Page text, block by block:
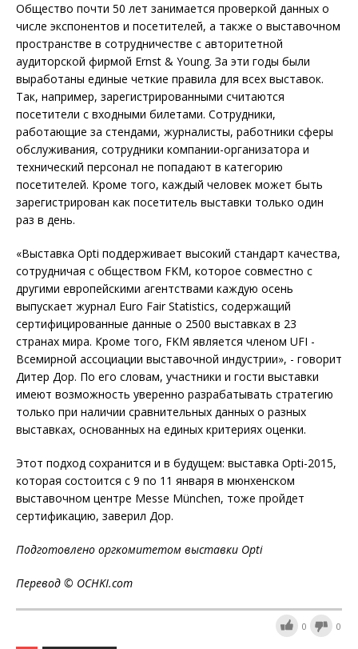
Общество почти 50 лет занимается проверкой данных о
числе экспонентов и посетителей, а также о выставочном
пространстве в сотрудничестве с авторитетной
аудиторской фирмой Еrnst & Young. За эти годы были
выработаны единые четкие правила для всех выставок.
Так, например, зарегистрированными считаются
посетители с входными билетами. Сотрудники,
работающие за стендами, журналисты, работники сферы
обслуживания, сотрудники компании-организатора и
технический персонал не попадают в категорию
посетителей. Кроме того, каждый человек может быть
зарегистрирован как посетитель выставки только один
раз в день.
«Выставка Opti поддерживает высокий стандарт качества,
сотрудничая с обществом FKM, которое совместно с
другими европейскими агентствами каждую осень
выпускает журнал Euro Fair Statistics, содержащий
сертифицированные данные о 2500 выставках в 23
странах мира. Кроме того, FKM является членом UFI -
Всемирной ассоциации выставочной индустрии», - говорит
Дитер Дор. По его словам, участники и гости выставки
имеют возможность уверенно разрабатывать стратегию
только при наличии сравнительных данных о разных
выставках, основанных на единых критериях оценки.
Этот подход сохранится и в будущем: выставка Opti-2015,
которая состоится с 9 по 11 января в мюнхенском
выставочном центре Messe München, тоже пройдет
сертификацию, заверил Дор.
Подготовлено оргкомитетом выставки Opti
Перевод © OCHKI.com
0 0